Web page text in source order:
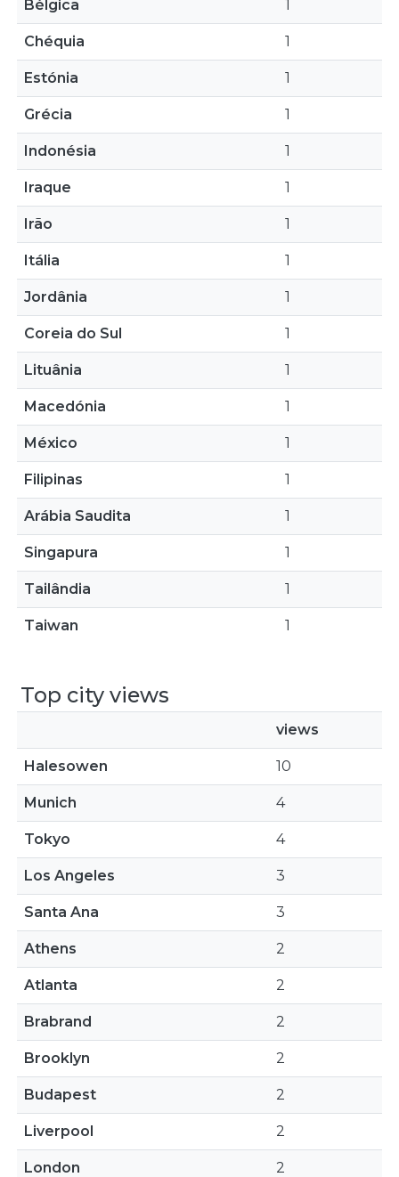
Bélgica
Chéquia 1
Estónia 1
Grécia 1
Indonésia 1
Iraque 1
Irão 1
Itália 1
Jordânia 1
Coreia do Sul 1
Lituânia 1
Macedónia 1
México 1
Filipinas 1
Arábia Saudita 1
Singapura 1
Tailândia 1
Taiwan 1
Top city views
views
Halesowen 10
Munich 4
Tokyo 4
Los Angeles 3
Santa Ana 3
Athens 2
Atlanta 2
Brabrand 2
Brooklyn 2
Budapest 2
Liverpool 2
London 2